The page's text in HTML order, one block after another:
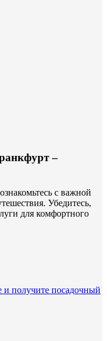
–
с важной
Убедитесь,
для комфортного
и получите посадочный